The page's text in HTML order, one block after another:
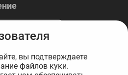
вы подтверждаете
файлов куки.